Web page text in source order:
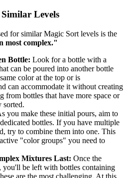
Levels
for similar Magic Sort levels is the
most complex."
Bottle: Look for a bottle with a
can be poured into another bottle
color at the top or is
can accommodate it without creating
from bottles that have more space or
sorted.
you make these initial pours, aim to
bottles. If you have multiple
try to combine them into one. This
"color groups" you need to
Mixtures Last: Once the
you'll be left with bottles containing
are the most challenging. At this